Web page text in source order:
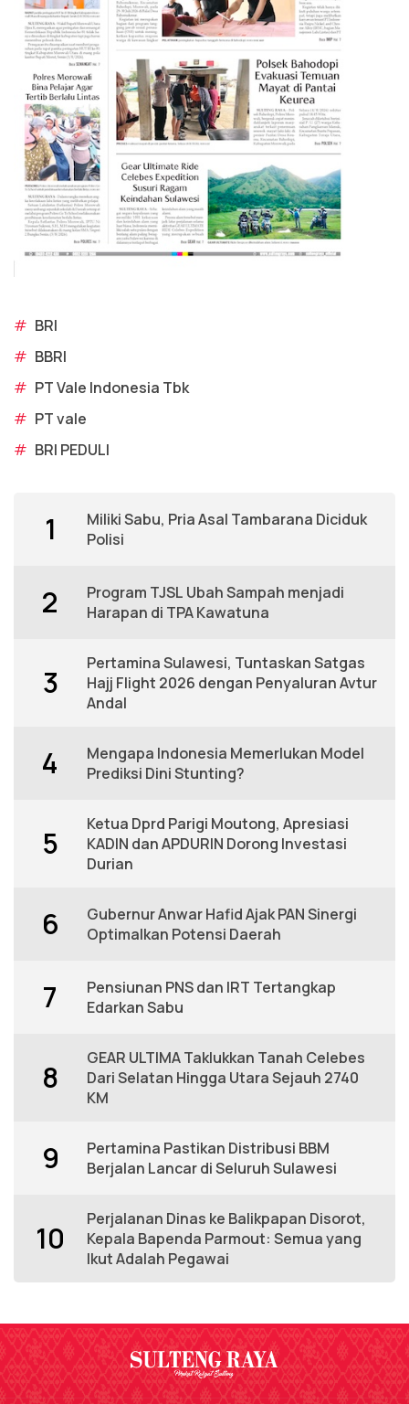
# BRI
# BBRI
# PT Vale Indonesia Tbk
# PT vale
# BRI PEDULI
1
Miliki Sabu, Pria Asal Tambarana Diciduk
Polisi
2
Program TJSL Ubah Sampah menjadi
Harapan di TPA Kawatuna
3
Pertamina Sulawesi, Tuntaskan Satgas
Hajj Flight 2026 dengan Penyaluran Avtur
Andal
4
Mengapa Indonesia Memerlukan Model
Prediksi Dini Stunting?
5
Ketua Dprd Parigi Moutong, Apresiasi
KADIN dan APDURIN Dorong Investasi
Durian
6
Gubernur Anwar Hafid Ajak PAN Sinergi
Optimalkan Potensi Daerah
7
Pensiunan PNS dan IRT Tertangkap
Edarkan Sabu
8
GEAR ULTIMA Taklukkan Tanah Celebes
Dari Selatan Hingga Utara Sejauh 2740
KM
9
Pertamina Pastikan Distribusi BBM
Berjalan Lancar di Seluruh Sulawesi
10
Perjalanan Dinas ke Balikpapan Disorot,
Kepala Bapenda Parmout: Semua yang
Ikut Adalah Pegawai